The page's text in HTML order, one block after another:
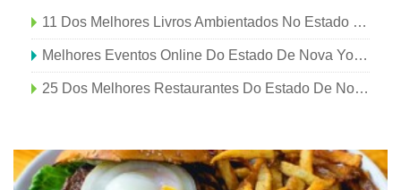
11 Dos Melhores Livros Ambientados No Estado De Nova York
Melhores Eventos Online Do Estado De Nova York, Passeios Virtuais, E Câmeras Ao Vivo
25 Dos Melhores Restaurantes Do Estado De Nova York